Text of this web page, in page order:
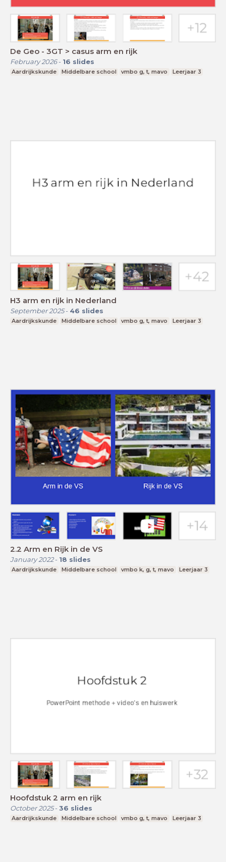
De Geo - 3GT > casus arm en rijk
February 2026- 16 slides
Aardrijkskunde Middelbare school vmbo g, t, mavo Leerjaar 3
H3 arm en rijk in Nederland
September 2025- 46 slides
Aardrijkskunde Middelbare school vmbo g, t, mavo Leerjaar 3
2.2 Arm en Rijk in de VS
January 2022- 18 slides
Aardrijkskunde Middelbare school vmbo k, g, t, mavo Leerjaar 3
Hoofdstuk 2 arm en rijk
October 2025- 36 slides
Aardrijkskunde Middelbare school vmbo g, t, mavo Leerjaar 3